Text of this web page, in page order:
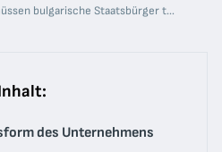
Was müssen bulgarische Staatsbürger tun, wenn sie ein Unternehmen in Deutschland gründen möchten?
des Unternehmens